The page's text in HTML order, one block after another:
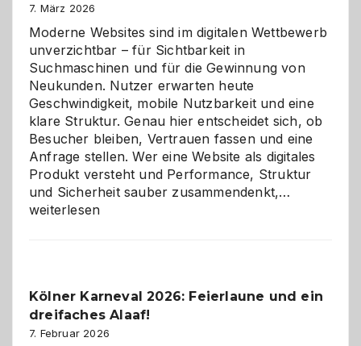
7. März 2026
Moderne Websites sind im digitalen Wettbewerb
unverzichtbar – für Sichtbarkeit in
Suchmaschinen und für die Gewinnung von
Neukunden. Nutzer erwarten heute
Geschwindigkeit, mobile Nutzbarkeit und eine
klare Struktur. Genau hier entscheidet sich, ob
Besucher bleiben, Vertrauen fassen und eine
Anfrage stellen. Wer eine Website als digitales
Produkt versteht und Performance, Struktur
und Sicherheit sauber zusammendenkt,…
geworden
weiterlesen
Kölner Karneval 2026: Feierlaune und ein
dreifaches Alaaf!
7. Februar 2026